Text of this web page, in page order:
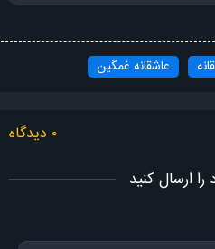
عاشقانه غمگین
۰ دیدگاه
ارسال کنید